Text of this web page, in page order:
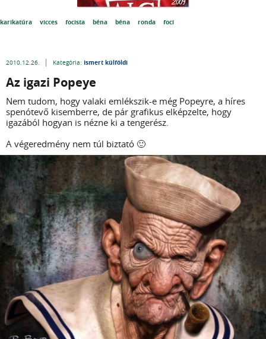
karikatúra vicces focista béna béna ronda foci
2010.12.26. Kategória: Ismert külföldi
Az igazi Popeye
Nem tudom, hogy valaki emlékszik-e még Popeyre, a híres
spenótevő kisemberre, de pár grafikus elképzelte, hogy
igazából hogyan is nézne ki a tengerész.
A végeredmény nem túl biztató 🙂